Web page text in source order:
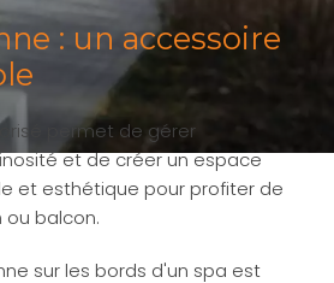
: un accessoire
permet de gérer
et de créer un espace
et esthétique pour profiter de
ou balcon.
sur les bords d'un spa est